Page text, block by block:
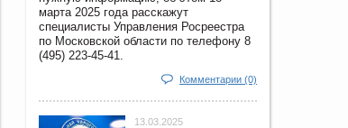
марта 2025 года расскажут
специалисты Управления Росреестра
по Московской области по телефону 8
(495) 223-45-41.
Комментарии (0)
13.03.2025